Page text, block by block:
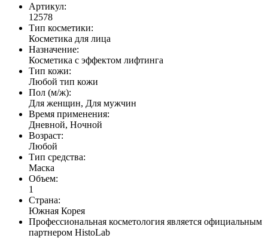
Артикул:
12578
Тип косметики:
Косметика для лица
Назначение:
Косметика с эффектом лифтинга
Тип кожи:
Любой тип кожи
Пол (м/ж):
Для женщин, Для мужчин
Время применения:
Дневной, Ночной
Возраст:
Любой
Тип средства:
Маска
Объем:
1
Страна:
Южная Корея
Профессиональная косметология является официальным
партнером HistoLab